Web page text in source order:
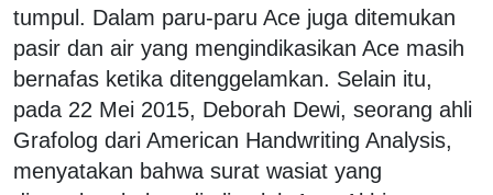
tumpul. Dalam paru-paru Ace juga ditemukan
pasir dan air yang mengindikasikan Ace masih
bernafas ketika ditenggelamkan. Selain itu,
pada 22 Mei 2015, Deborah Dewi, seorang ahli
Grafolog dari American Handwriting Analysis,
menyatakan bahwa surat wasiat yang